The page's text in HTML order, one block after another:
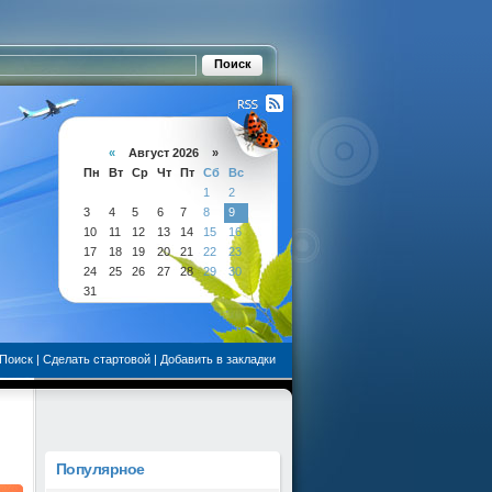
« Август 2026 »
Пн
Вт Ср Чт Пт Сб
Вс
1
2
3
4 5 6 7 8
9
10
11 12 13 14 15
16
17
18 19 20 21 22
23
24
25 26 27 28 29
30
31
Поиск | Сделать стартовой | Добавить в закладки
Популярное